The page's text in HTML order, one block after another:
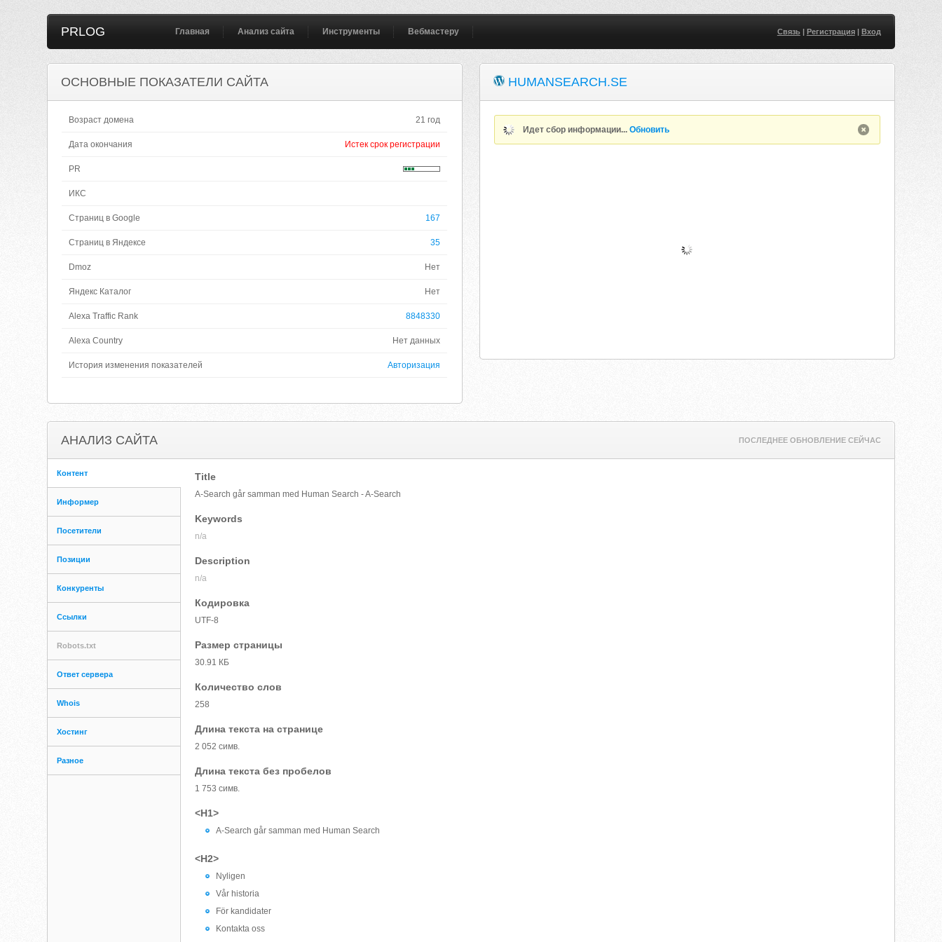
PRLOG Главная Анализ сайта Инструменты Вебмастеру Связь| Регистрация| Вход
ОСНОВНЫЕ ПОКАЗАТЕЛИ САЙТА
Возраст домена 21 год
Дата окончания Истек срок регистрации
PR
ИКС
Страниц в Google 167
Страниц в Яндексе 35
Dmoz Нет
Яндекс Каталог Нет
Alexa Traffic Rank 8848330
Alexa Country Нет данных
История изменения показателей Авторизация
HUMANSEARCH.SE
Идет сбор информации...Обновить
АНАЛИЗ САЙТА ПОСЛЕДНЕЕ ОБНОВЛЕНИЕ СЕЙЧАС
Контент
Информер
Посетители
Позиции
Конкуренты
Ссылки
Robots.txt
Ответ сервера
Whois
Хостинг
Разное
Title
A-Search går samman med Human Search - A-Search
Keywords
n/a
Description
n/a
Кодировка
UTF-8
Размер страницы
30.91 КБ
Количество слов
258
Длина текста на странице
2 052 симв.
Длина текста без пробелов
1 753 симв.
<H1>
A-Search går samman med Human Search
<H2>
Nyligen
Vår historia
För kandidater
Kontakta oss